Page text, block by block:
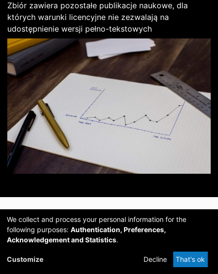
Zbiór zawiera pozostałe publikacje naukowe, dla
których warunki licencyjne nie zezwalają na
udostępnienie wersji pełno-tekstowych
Collections in this Community
Now showing1 - 2 of 2
Artykuły (zamknięty dostęp)
We collect and process your personal information for the
following purposes: Authentication, Preferences,
Acknowledgement and Statistics.
Customize Decline That's ok